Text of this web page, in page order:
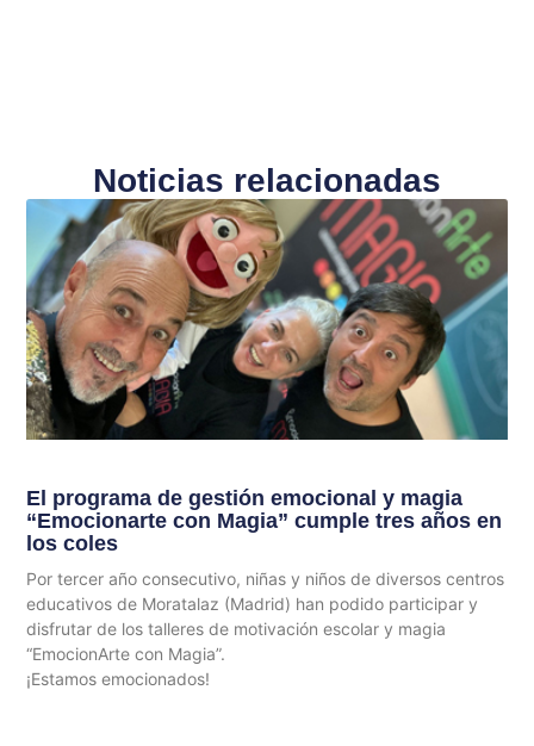
Noticias relacionadas
El programa de gestión emocional y magia
“Emocionarte con Magia” cumple tres años en
los coles
Por tercer año consecutivo, niñas y niños de diversos centros
educativos de Moratalaz (Madrid) han podido participar y
disfrutar de los talleres de motivación escolar y magia
“EmocionArte con Magia”.
¡Estamos emocionados!